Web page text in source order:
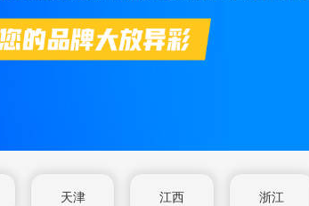
天津 江西 浙江